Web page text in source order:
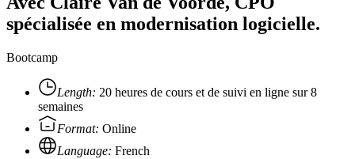
spécialisée en modernisation logicielle.
Bootcamp
Length: 20 heures de cours et de suivi en ligne sur 8
semaines
Format: Online
Language: French